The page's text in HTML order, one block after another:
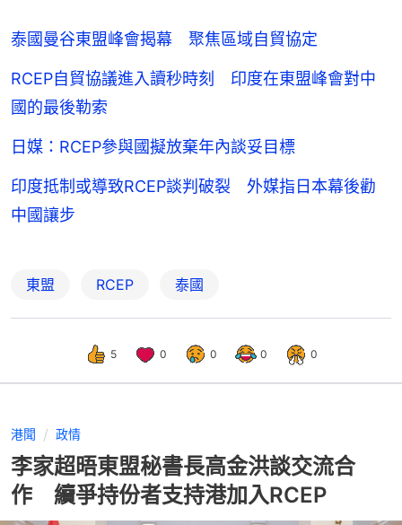
泰國曼谷東盟峰會揭幕 聚焦區域自貿協定
RCEP自貿協議進入讀秒時刻 印度在東盟峰會對中
國的最後勒索
日媒：RCEP參與國擬放棄年內談妥目標
印度抵制或導致RCEP談判破裂 外媒指日本幕後勸
中國讓步
東盟 RCEP 泰國
5 0 0 0 0
港聞 政情
李家超晤東盟秘書長高金洪談交流合
作 續爭持份者支持港加入RCEP